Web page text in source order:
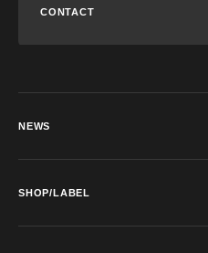
CONTACT
NEWS
SHOP/LABEL